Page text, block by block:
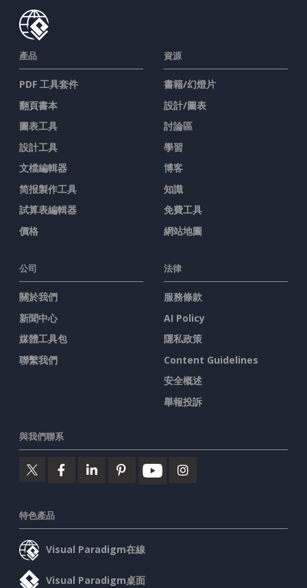
產品
PDF 工具套件
翻頁書本
圖表工具
設計工具
文檔編輯器
简报製作工具
試算表編輯器
價格
資源
書籍/幻燈片
設計/圖表
討論區
學習
博客
知識
免費工具
網站地圖
公司
關於我們
新聞中心
媒體工具包
聯繫我們
法律
服務條款
AI Policy
隱私政策
Content Guidelines
安全概述
舉報投訴
與我們聯系
特色產品
Visual Paradigm在線
Visual Paradigm桌面